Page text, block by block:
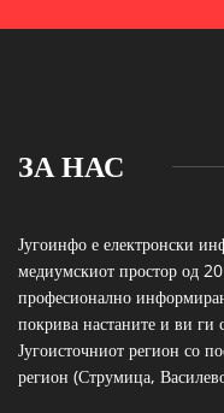
ЗА НАС
Југоинфо е електронски
медиумскиот простор од
професионално
покрива настаните и ви ги
Југоисточниот регион со
регион (Струмица,